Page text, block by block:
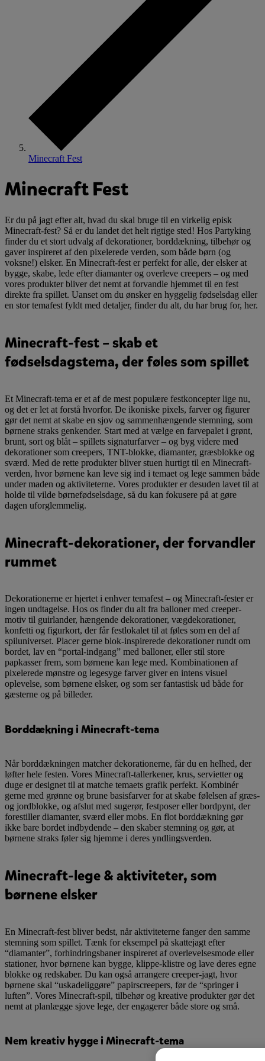
Minecraft Fest
Minecraft Fest
Er du på jagt efter alt, hvad du skal bruge til en virkelig episk
Minecraft-fest? Så er du landet det helt rigtige sted! Hos Partyking
finder du et stort udvalg af dekorationer, borddækning, tilbehør og
gaver inspireret af den pixelerede verden, som både børn (og
voksne!) elsker. En Minecraft-fest er perfekt for alle, der elsker at
bygge, skabe, lede efter diamanter og overleve creepers – og med
vores produkter bliver det nemt at forvandle hjemmet til en fest
direkte fra spillet. Uanset om du ønsker en hyggelig fødselsdag eller
en stor temafest fyldt med detaljer, finder du alt, du har brug for, her.
Minecraft-fest – skab et
fødselsdagstema, der føles som spillet
Et Minecraft-tema er et af de mest populære festkoncepter lige nu,
og det er let at forstå hvorfor. De ikoniske pixels, farver og figurer
gør det nemt at skabe en sjov og sammenhængende stemning, som
børnene straks genkender. Start med at vælge en farvepalet i grønt,
brunt, sort og blåt – spillets signaturfarver – og byg videre med
dekorationer som creepers, TNT-blokke, diamanter, græsblokke og
sværd. Med de rette produkter bliver stuen hurtigt til en Minecraft-
verden, hvor børnene kan leve sig ind i temaet og lege sammen både
under maden og aktiviteterne. Vores produkter er desuden lavet til at
holde til vilde børnefødselsdage, så du kan fokusere på at gøre
dagen uforglemmelig.
Minecraft-dekorationer, der forvandler
rummet
Dekorationerne er hjertet i enhver temafest – og Minecraft-fester er
ingen undtagelse. Hos os finder du alt fra balloner med creeper-
motiv til guirlander, hængende dekorationer, vægdekorationer,
konfetti og figurkort, der får festlokalet til at føles som en del af
spiluniverset. Placer gerne blok-inspirerede dekorationer rundt om
bordet, lav en “portal-indgang” med balloner, eller stil store
papkasser frem, som børnene kan lege med. Kombinationen af
pixelerede mønstre og legesyge farver giver en intens visuel
oplevelse, som børnene elsker, og som ser fantastisk ud både for
gæsterne og på billeder.
Borddækning i Minecraft-tema
Når borddækningen matcher dekorationerne, får du en helhed, der
løfter hele festen. Vores Minecraft-tallerkener, krus, servietter og
duge er designet til at matche temaets grafik perfekt. Kombinér
gerne med grønne og brune basisfarver for at skabe følelsen af græs-
og jordblokke, og afslut med sugerør, festposer eller bordpynt, der
forestiller diamanter, sværd eller mobs. En flot borddækning gør
ikke bare bordet indbydende – den skaber stemning og gør, at
børnene straks føler sig hjemme i deres yndlingsverden.
Minecraft-lege & aktiviteter, som
børnene elsker
En Minecraft-fest bliver bedst, når aktiviteterne fanger den samme
stemning som spillet. Tænk for eksempel på skattejagt efter
“diamanter”, forhindringsbaner inspireret af overlevelsesmode eller
stationer, hvor børnene kan bygge, klippe-klistre og lave deres egne
blokke og redskaber. Du kan også arrangere creeper-jagt, hvor
børnene skal “uskadeliggøre” papirscreepers, før de “springer i
luften”. Vores Minecraft-spil, tilbehør og kreative produkter gør det
nemt at planlægge sjove lege, der engagerer både store og små.
Nem kreativ hygge i Minecraft-tema